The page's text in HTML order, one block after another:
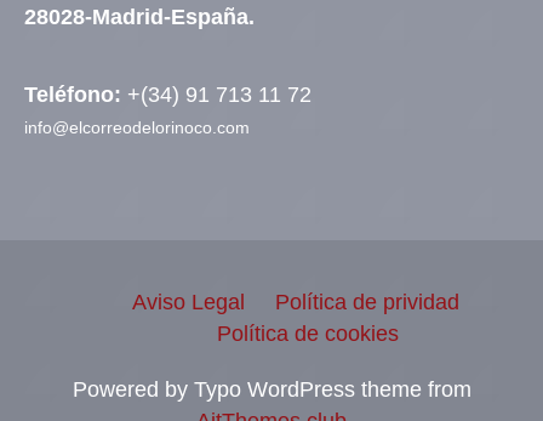
28028-Madrid-España.
Teléfono: +(34) 91 713 11 72
info@elcorreodelorinoco.com
Aviso Legal
Política de prividad
Política de cookies
Powered by Typo WordPress theme from